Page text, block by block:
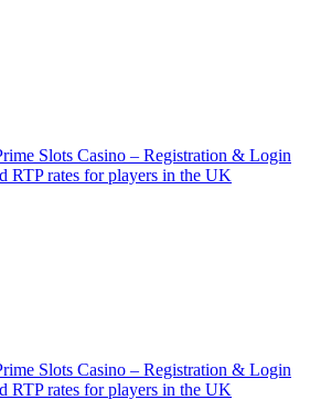
Slots Casino – Registration & Login
RTP rates for players in the UK
Slots Casino – Registration & Login
RTP rates for players in the UK